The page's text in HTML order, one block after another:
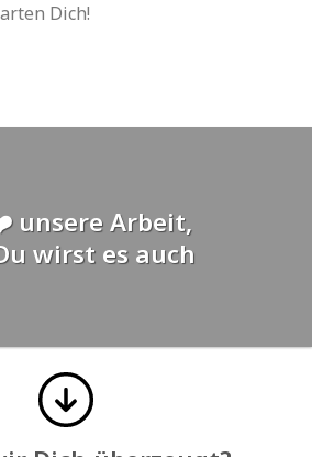
Dich!
unsere Arbeit,
wirst es auch